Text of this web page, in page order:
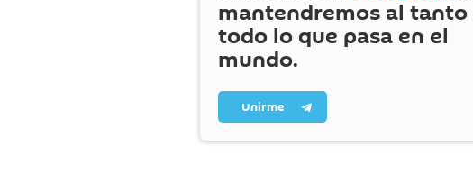
mantendremos al tanto
todo lo que pasa en el
mundo.
Unirme